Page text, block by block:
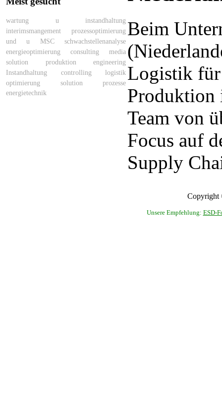
wartung u instandhaltung
interimsmangement
prozessoptimierung
und
u MSC
schwachstellenanalyse
energieoptimierung
consulting
media
solution
produktion
engineering
Instandhaltung
controlling
logistik
optimierung
solution
prozesse
energietechnik
Beim
Logistik
Produktion
Team von
Focus auf
Supply
Copyright
Unsere Empfehlung: ESD-